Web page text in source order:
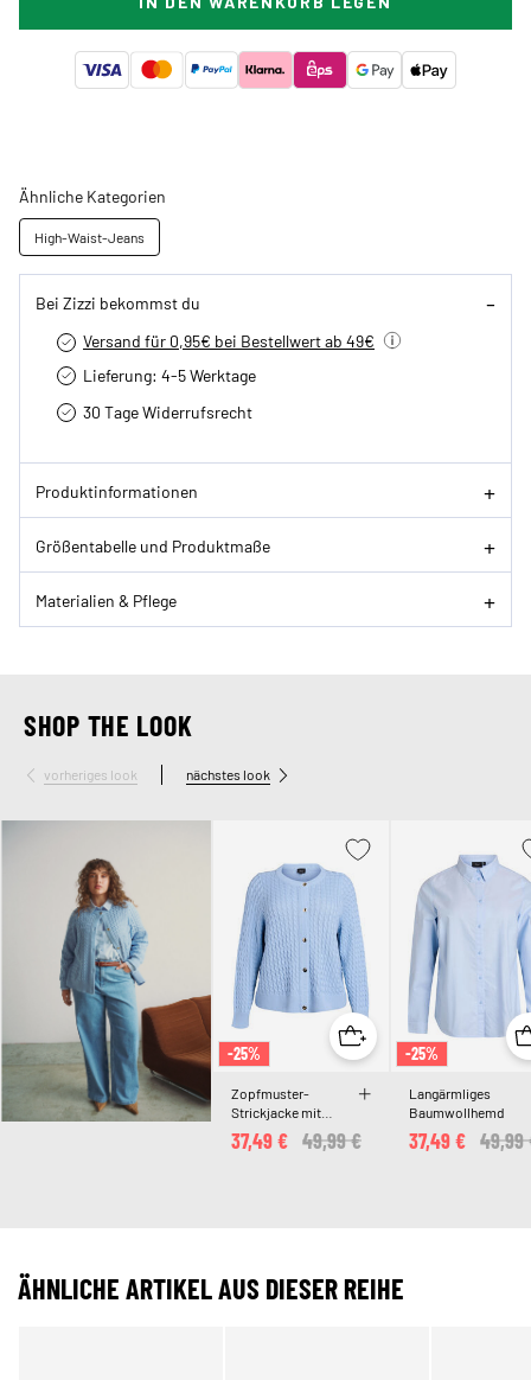
Ähnliche Kategorien
High-Waist-Jeans
Bei Zizzi bekommst du
Versand für 0,95€ bei Bestellwert ab 49€
Lieferung: 4-5 Werktage
30 Tage Widerrufsrecht
Produktinformationen
Größentabelle und Produktmaße
Materialien & Pflege
SHOP THE LOOK
vorheriges look nächstes look
-25%
Zopfmuster-
Strickjacke mit
goldenen KnöpfenPrice reduced from
49,99 €
37,49 €
-25%
Langärmliges
Baumwollhemd
Price
49,99
37,49 €
ÄHNLICHE ARTIKEL AUS DIESER REIHE